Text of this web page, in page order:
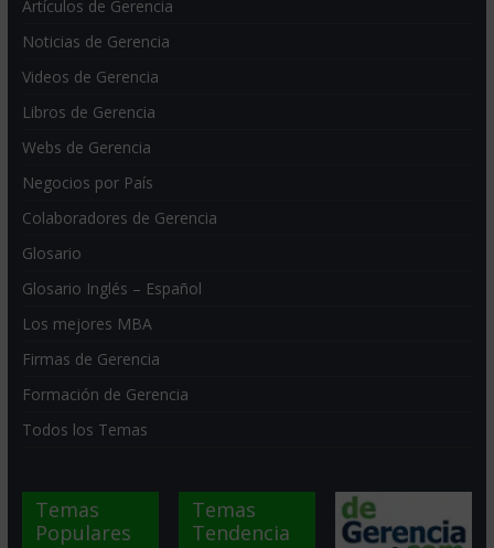
Artículos de Gerencia
Noticias de Gerencia
Videos de Gerencia
Libros de Gerencia
Webs de Gerencia
Negocios por País
Colaboradores de Gerencia
Glosario
Glosario Inglés – Español
Los mejores MBA
Firmas de Gerencia
Formación de Gerencia
Todos los Temas
Temas
Populares
Temas
Tendencia